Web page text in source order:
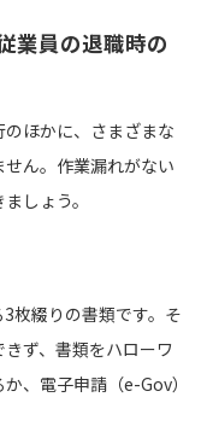
業員の退職時の
ほかに、さまざまな
ん。作業漏れがない
しょう。
枚綴りの書類です。そ
ず、書類をハローワ
、電子申請（e-Gov）